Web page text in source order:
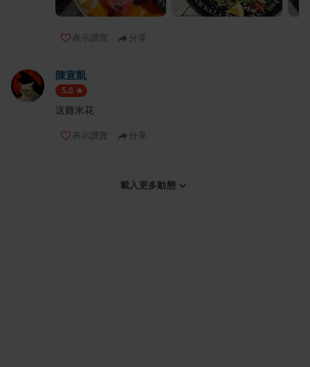
表示讚賞 分享
陳宣凱
5.0
送雞米花
表示讚賞 分享
載入更多動態